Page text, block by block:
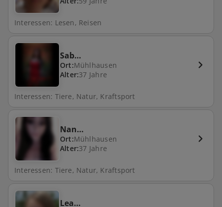
Interessen: Lesen, Reisen
Sab…
Ort:Mühlhausen
Alter:37 Jahre
Interessen: Tiere, Natur, Kraftsport
Nan…
Ort:Mühlhausen
Alter:37 Jahre
Interessen: Tiere, Natur, Kraftsport
Lea…